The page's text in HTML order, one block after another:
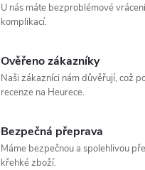
U nás máte bezproblémové
komplikací.
Ověřeno zákazníky
Naši zákazníci nám důvěřují, což
recenze na Heurece.
Bezpečná přeprava
Máme bezpečnou a spolehlivou
křehké zboží.